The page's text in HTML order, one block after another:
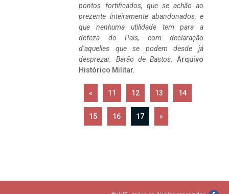
pontos fortificados, que se achão ao
prezente inteiramente abandonados, e
que nenhuma utilidade tem para a
defeza do Pais, com declaração
d’aquelles que se podem desde já
desprezar. Barão de Bastos. Arquivo
Histórico Militar.
« 11 12 13 14
15 16 17 »